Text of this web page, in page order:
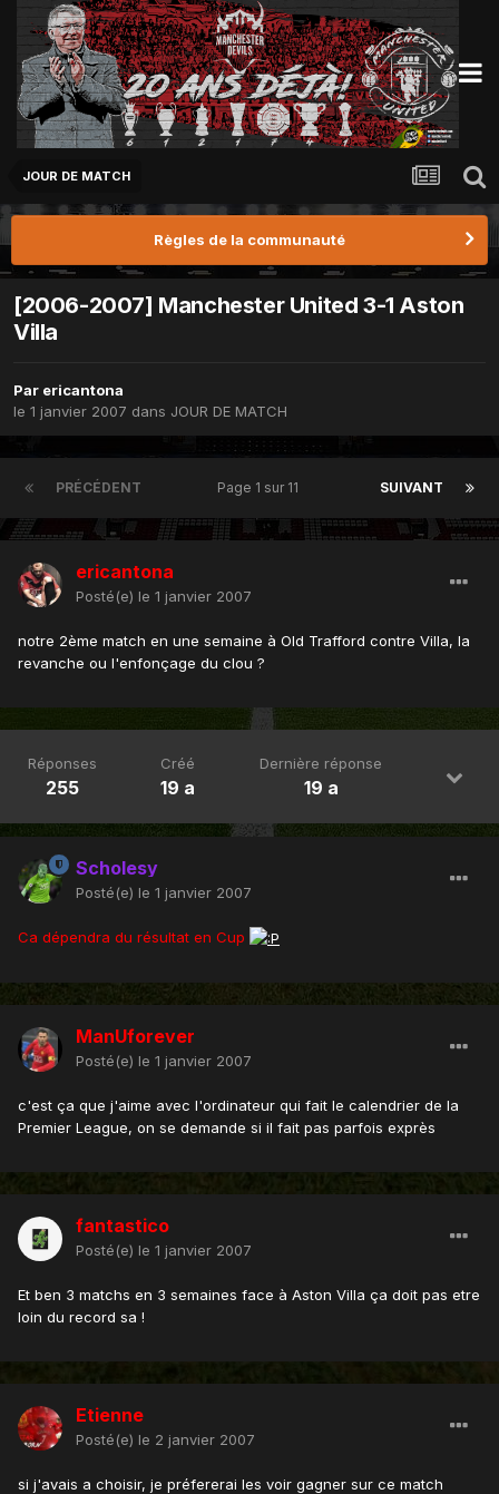
JOUR DE MATCH
Règles de la communauté
[2006-2007] Manchester United 3-1 Aston
Villa
Par ericantona
le 1 janvier 2007 dans JOUR DE MATCH
PRÉCÉDENT SUIVANT
Page 1 sur 11
ericantona
Posté(e) le 1 janvier 2007
notre 2ème match en une semaine à Old Trafford contre Villa, la
revanche ou l'enfonçage du clou ?
Réponses
255
Créé
19 a
Dernière réponse
19 a
Scholesy
Posté(e) le 1 janvier 2007
Ca dépendra du résultat en Cup
ManUforever
Posté(e) le 1 janvier 2007
c'est ça que j'aime avec l'ordinateur qui fait le calendrier de la
Premier League, on se demande si il fait pas parfois exprès
fantastico
Posté(e) le 1 janvier 2007
Et ben 3 matchs en 3 semaines face à Aston Villa ça doit pas etre
loin du record sa !
Etienne
Posté(e) le 2 janvier 2007
si j'avais a choisir, je préfererai les voir gagner sur ce match